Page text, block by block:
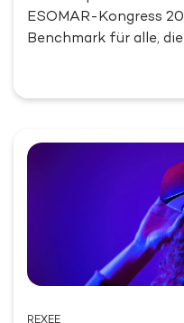
ESOMAR-Kongress
Benchmark für alle,